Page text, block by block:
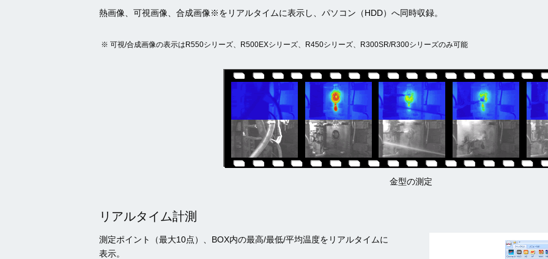
熱画像、可視画像、合成画像※をリアルタイムに表示し、パソコン（HDD）へ同時収録。
可視/合成画像の表示はR550シリーズ、R500EXシリーズ、R450シリーズ、R300SR/R300シリーズのみ可能
金型の測定
リアルタイム計測
測定ポイント（最大10点）、BOX内の最高/最低/平均温度をリアルタイムに
表示。